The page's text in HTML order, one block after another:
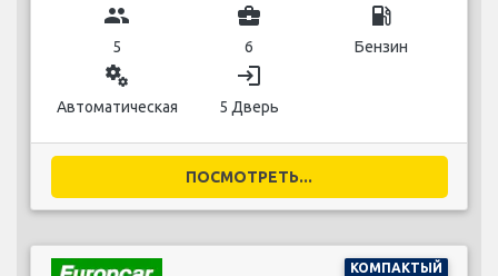
group
5
business_center
6
local_gas_station
Бензин
miscellaneous_services
Автоматическая
login
5 Дверь
ПОСМОТРЕТЬ...
КОМПАКТЫЙ